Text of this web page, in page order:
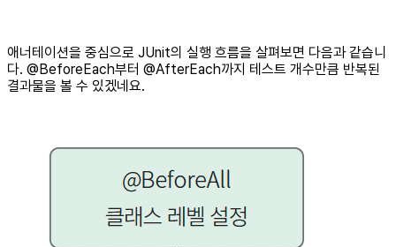
애너테이션을 중심으로 JUnit의 실행 흐름을 살펴보면 다음과 같습니
다. @BeforeEach부터 @AfterEach까지 테스트 개수만큼 반복된
결과물을 볼 수 있겠네요.